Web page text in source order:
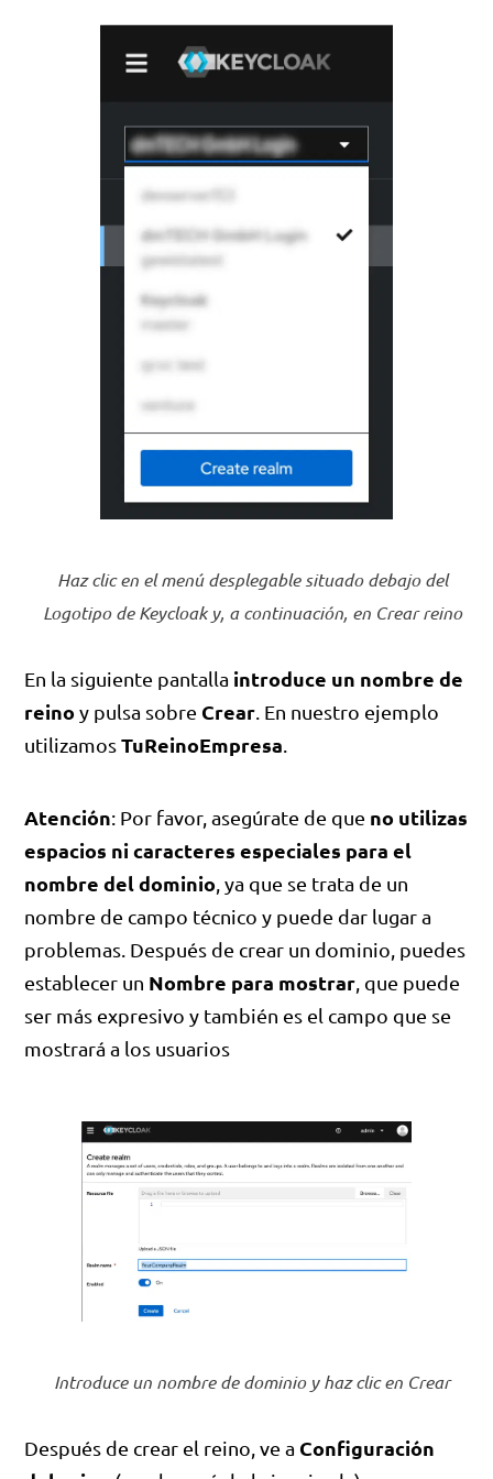
Haz clic en el menú desplegable situado debajo del
Logotipo de Keycloak y, a continuación, en Crear reino
En la siguiente pantalla introduce un nombre de
reino y pulsa sobre Crear. En nuestro ejemplo
utilizamosTuReinoEmpresa.
Atención: Por favor, asegúrate de que no utilizas
espacios ni caracteres especiales para el
nombre del dominio, ya que se trata de un
nombre de campo técnico y puede dar lugar a
problemas. Después de crear un dominio, puedes
establecer un Nombre para mostrar, que puede
ser más expresivo y también es el campo que se
mostrará a los usuarios
Introduce un nombre de dominio y haz clic en Crear
Después de crear el reino, ve a Configuración